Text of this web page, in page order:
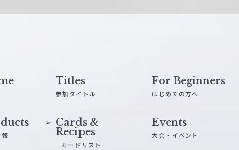
Titles
参加タイトル
For Beginners
はじめての方へ
Cards &
Recipes
カードリスト
Events
大会・イベント